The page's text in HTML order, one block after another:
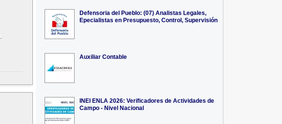
Defensoria del Pueblo: (07) Analistas Legales,
Epecialistas en Presupuesto, Control, Supervisión
Auxiliar Contable
INEI ENLA 2026: Verificadores de Actividades de
Campo - Nivel Nacional